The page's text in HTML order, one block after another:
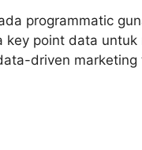
programmatic
point data
driven